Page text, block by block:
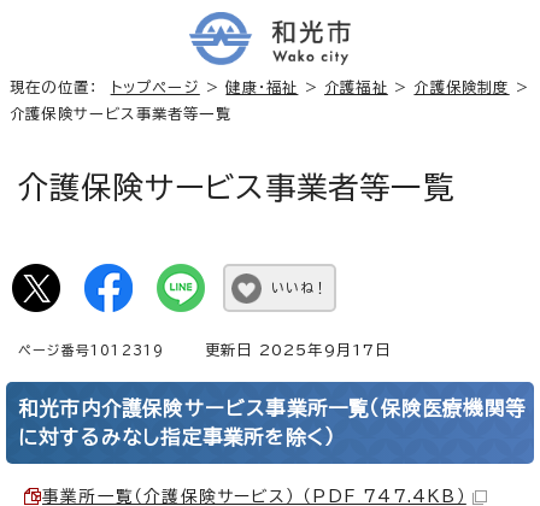
現在の位置： トップページ >健康・福祉 > 介護福祉 > 介護保険制度
>
介護保険サービス事業者等一覧
介護保険サービス事業者等一覧
いいね！
ページ番号1012319 更新日 2025年9月17日
和光市内介護保険サービス事業所一覧（保険医療機関等
に対するみなし指定事業所を除く）
事業所一覧（介護保険サービス） （PDF 747.4KB）